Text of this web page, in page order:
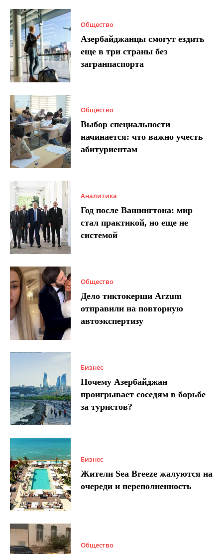
Общество
Азербайджанцы смогут ездить
еще в три страны без
загранпаспорта
Общество
Выбор специальности
начинается: что важно учесть
абитуриентам
Аналитика
Год после Вашингтона: мир
стал практикой, но еще не
системой
Общество
Дело тиктокерши Arzum
отправили на повторную
автоэкспертизу
Бизнес
Почему Азербайджан
проигрывает соседям в борьбе
за туристов?
Бизнес
Жители Sea Breeze жалуются на
очереди и переполненность
Общество